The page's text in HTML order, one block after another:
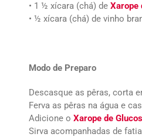
• 1 ½ xícara (chá) de Xarope
• ½ xícara (chá) de vinho
Modo de Preparo
Descasque as pêras, corta
Ferva as pêras na água e
Adicione o Xarope de
Sirva acompanhadas de